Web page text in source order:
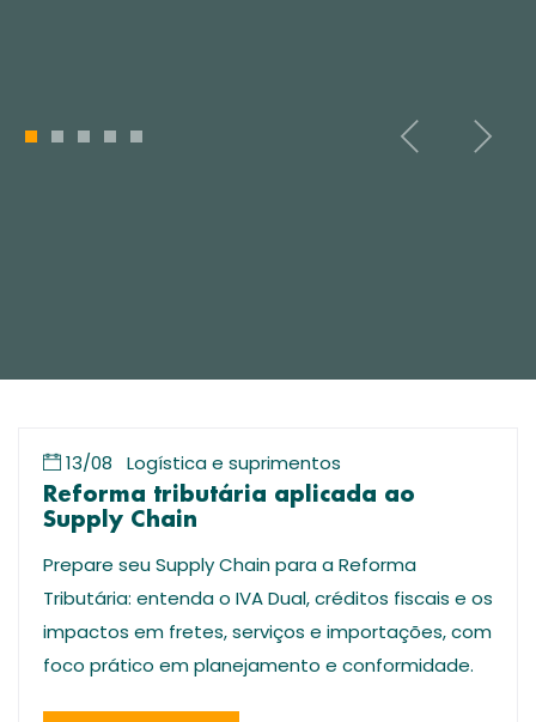
1 2 3 4 5
13/08 Logística e suprimentos
Reforma tributária aplicada ao
Supply Chain
Prepare seu Supply Chain para a Reforma
Tributária: entenda o IVA Dual, créditos fiscais e os
impactos em fretes, serviços e importações, com
foco prático em planejamento e conformidade.